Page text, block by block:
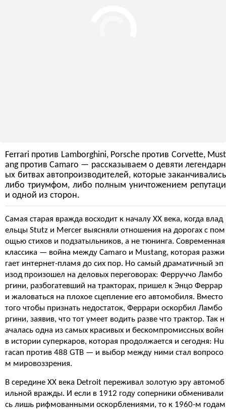
Ferrari против Lamborghini, Porsche против Corvette, Must
ang против Camaro — рассказываем о девяти легендарн
ых битвах автопроизводителей, которые заканчивались
либо триумфом, либо полным уничтожением репутаци
и одной из сторон.
Самая старая вражда восходит к началу XX века, когда влад
ельцы Stutz и Mercer выясняли отношения на дорогах с пом
ощью стихов и подзатыльников, а не тюнинга. Современная
классика — война между Camaro и Mustang, которая разжи
гает интернет-пламя до сих пор. Но самый драматичный эп
изод произошел на деловых переговорах: Ферруччо Ламбо
ргини, разбогатевший на тракторах, пришел к Энцо Феррар
и жаловаться на плохое сцепление его автомобиля. Вместо
того чтобы признать недостаток, Феррари оскорбил Ламбо
ргини, заявив, что тот умеет водить разве что трактор. Так н
ачалась одна из самых красивых и бескомпромиссных войн
в истории суперкаров, которая продолжается и сегодня: Hu
racan против 488 GTB — и выбор между ними стал вопросо
м мировоззрения.
В середине XX века Detroit переживал золотую эру автомоб
ильной вражды. И если в 1912 году соперники обменивали
сь лишь рифмованными оскорблениями, то к 1960-м годам